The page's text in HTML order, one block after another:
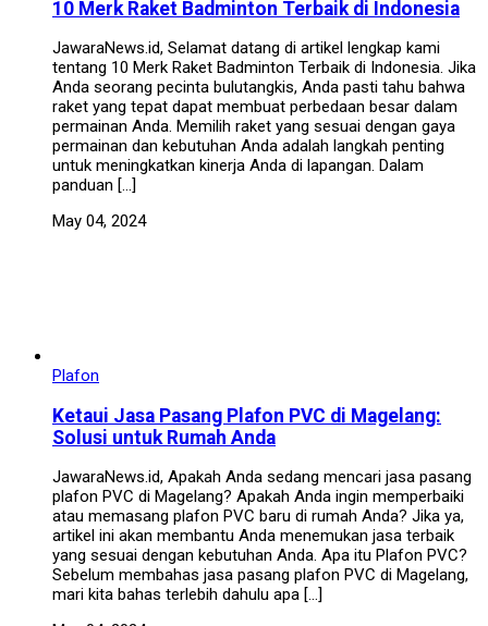
10 Merk Raket Badminton Terbaik di Indonesia
JawaraNews.id, Selamat datang di artikel lengkap kami
tentang 10 Merk Raket Badminton Terbaik di Indonesia. Jika
Anda seorang pecinta bulutangkis, Anda pasti tahu bahwa
raket yang tepat dapat membuat perbedaan besar dalam
permainan Anda. Memilih raket yang sesuai dengan gaya
permainan dan kebutuhan Anda adalah langkah penting
untuk meningkatkan kinerja Anda di lapangan. Dalam
panduan […]
May 04, 2024
Plafon
Ketaui Jasa Pasang Plafon PVC di Magelang:
Solusi untuk Rumah Anda
JawaraNews.id, Apakah Anda sedang mencari jasa pasang
plafon PVC di Magelang? Apakah Anda ingin memperbaiki
atau memasang plafon PVC baru di rumah Anda? Jika ya,
artikel ini akan membantu Anda menemukan jasa terbaik
yang sesuai dengan kebutuhan Anda. Apa itu Plafon PVC?
Sebelum membahas jasa pasang plafon PVC di Magelang,
mari kita bahas terlebih dahulu apa […]